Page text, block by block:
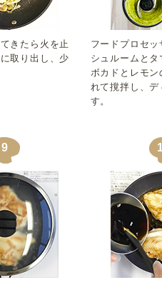
きたら火を止
取り出し、少
フードプロセ
シュルームと
ボカドとレモン
れて撹拌し、デ
す。
9